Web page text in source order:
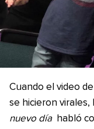
Cuando el video
se hicieron
nuevo día habló